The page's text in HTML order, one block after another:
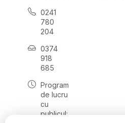
0241
780
204
0374
918
685
Program
de lucru
cu
publicul: